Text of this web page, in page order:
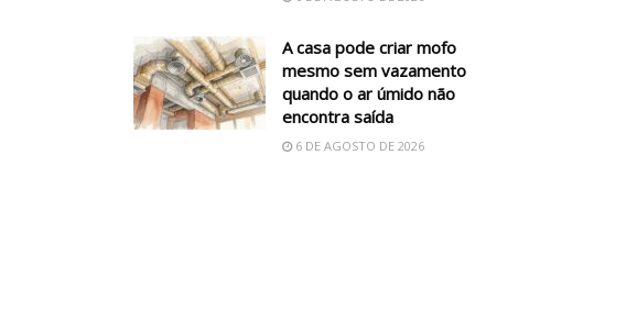
A casa pode criar mofo
mesmo sem vazamento
quando o ar úmido não
encontra saída
6 DE AGOSTO DE 2026